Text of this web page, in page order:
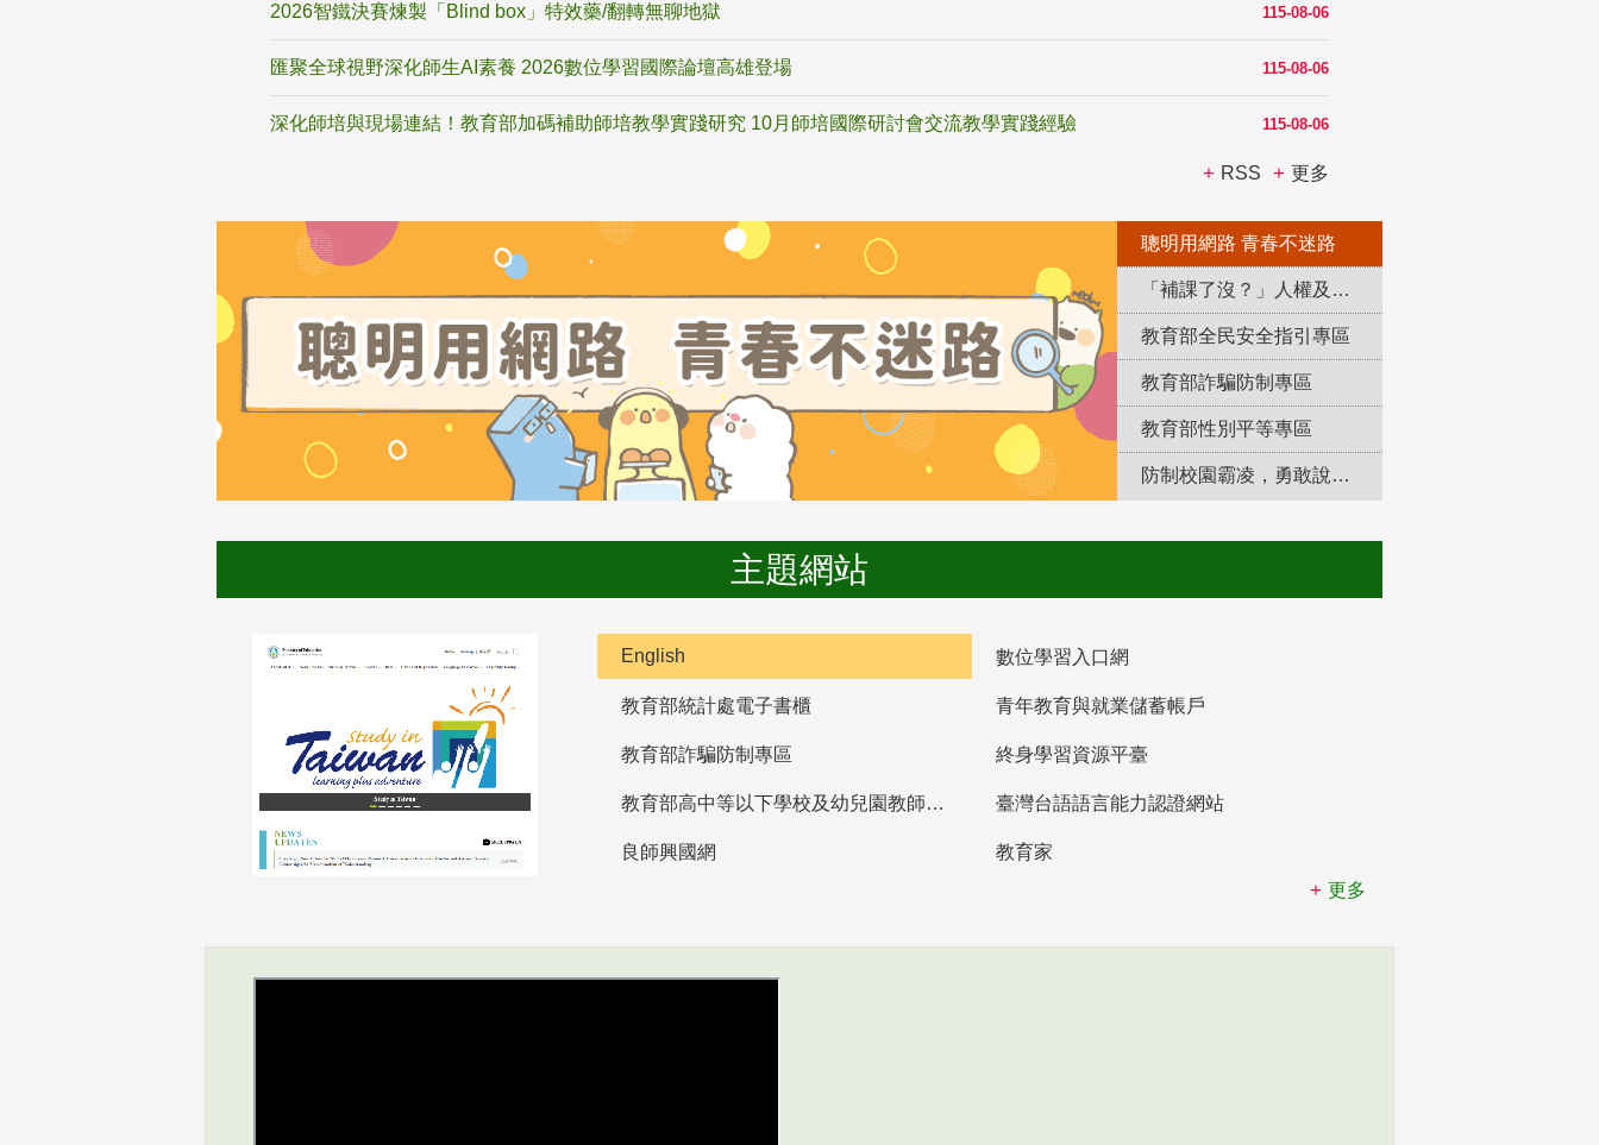
115-08-06
2026智鐵決賽煉製「Blind box」特效藥/翻轉無聊地獄
115-08-06
匯聚全球視野深化師生AI素養 2026數位學習國際論壇高雄登場
115-08-06
深化師培與現場連結！教育部加碼補助師培教學實踐研究 10月師培國際研討會交流教學實踐經驗
RSS 更多
聰明用網路 青春不迷路
「補課了沒？」人權及轉型正義教育專區
教育部全民安全指引專區
教育部詐騙防制專區
教育部性別平等專區
防制校園霸凌，勇敢說出來！
主題網站
English 數位學習入口網
教育部統計處電子書櫃 青年教育與就業儲蓄帳戶
教育部詐騙防制專區 終身學習資源平臺
教育部高中等以下學校及幼兒園教師資格檢定考試 臺灣台語語言能力認證網站
良師興國網
教育家
更多